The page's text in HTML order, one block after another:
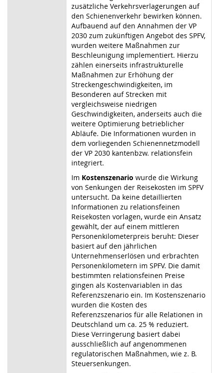
zusätzliche Verkehrsverlagerungen auf
den Schienenverkehr bewirken können.
Aufbauend auf den Annahmen der VP
2030 zum zukünftigen Angebot des SPFV,
wurden weitere Maßnahmen zur
Beschleunigung implementiert. Hierzu
zählen einerseits infrastrukturelle
Maßnahmen zur Erhöhung der
Streckengeschwindigkeiten, im
Besonderen auf Strecken mit
vergleichsweise niedrigen
Geschwindigkeiten, anderseits auch die
weitere Optimierung betrieblicher
Abläufe. Die Informationen wurden in
dem vorliegenden Schienennetzmodell
der VP 2030 kantenbzw. relationsfein
integriert.
Im Kostenszenario wurde die Wirkung
von Senkungen der Reisekosten im SPFV
untersucht. Da keine detaillierten
Informationen zu relationsfeinen
Reisekosten vorlagen, wurde ein Ansatz
gewählt, der auf einem mittleren
Personenkilometerpreis beruht: Dieser
basiert auf den jährlichen
Unternehmenserlösen und erbrachten
Personenkilometern im SPFV. Die damit
bestimmten relationsfeinen Preise
gingen als Kostenvariablen in das
Referenzszenario ein. Im Kostenszenario
wurden die Kosten des
Referenzszenarios für alle Relationen in
Deutschland um ca. 25 % reduziert.
Diese Verringerung basiert dabei
ausschließlich auf angenommenen
regulatorischen Maßnahmen, wie z. B.
Steuersenkungen.